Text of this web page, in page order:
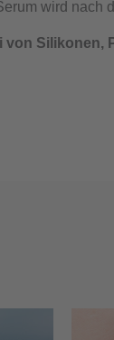
wird
Silikonen,